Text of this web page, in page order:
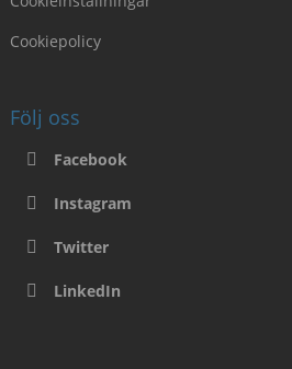
Cookiepolicy
Följ oss
Facebook
Instagram
Twitter
LinkedIn